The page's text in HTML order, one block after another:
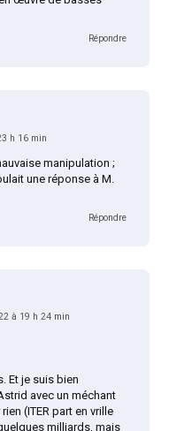
Répondre
h 16 min
manipulation ;
une réponse à M.
Répondre
à 19 h 24 min
Et je suis bien
avec un méchant
(ITER part en vrille
milliards, mais